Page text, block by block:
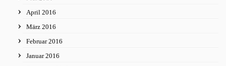
April 2016
März 2016
Februar 2016
Januar 2016